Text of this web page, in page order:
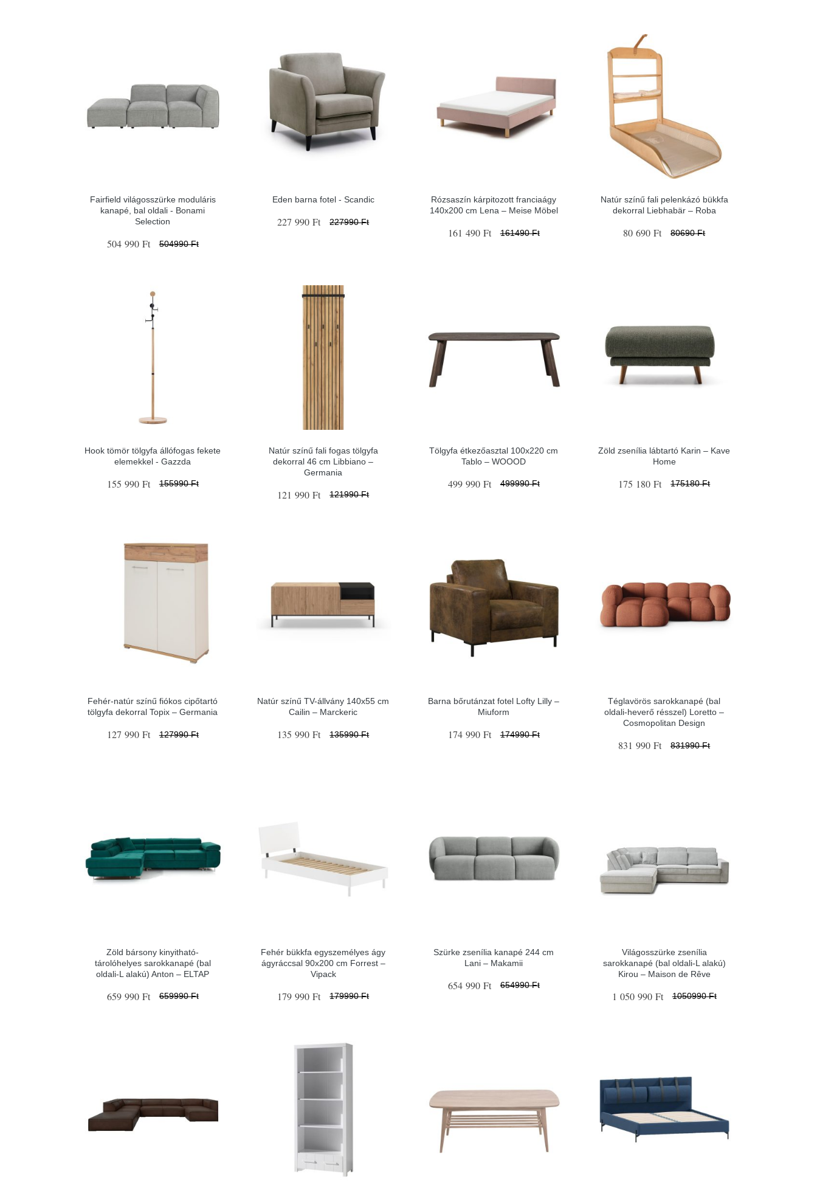
Fairfield világosszürke moduláris
kanapé, bal oldali - Bonami
Selection
504 990 Ft 504990 Ft
Eden barna fotel - Scandic
227 990 Ft 227990 Ft
Rózsaszín kárpitozott franciaágy
140x200 cm Lena – Meise Möbel
161 490 Ft 161490 Ft
Natúr színű fali pelenkázó bükkfa
dekorral Liebhabär – Roba
80 690 Ft 80690 Ft
Hook tömör tölgyfa állófogas fekete
elemekkel - Gazzda
155 990 Ft 155990 Ft
Natúr színű fali fogas tölgyfa
dekorral 46 cm Libbiano –
Germania
121 990 Ft 121990 Ft
Tölgyfa étkezőasztal 100x220 cm
Tablo – WOOOD
499 990 Ft 499990 Ft
Zöld zsenília lábtartó Karin – Kave
Home
175 180 Ft 175180 Ft
Fehér-natúr színű fiókos cipőtartó
tölgyfa dekorral Topix – Germania
127 990 Ft 127990 Ft
Natúr színű TV-állvány 140x55 cm
Cailin – Marckeric
135 990 Ft 135990 Ft
Barna bőrutánzat fotel Lofty Lilly –
Miuform
174 990 Ft 174990 Ft
Téglavörös sarokkanapé (bal
oldali-heverő résszel) Loretto –
Cosmopolitan Design
831 990 Ft 831990 Ft
Zöld bársony kinyitható-
tárolóhelyes sarokkanapé (bal
oldali-L alakú) Anton – ELTAP
659 990 Ft 659990 Ft
Fehér bükkfa egyszemélyes ágy
ágyráccsal 90x200 cm Forrest –
Vipack
179 990 Ft 179990 Ft
Szürke zsenília kanapé 244 cm
Lani – Makamii
654 990 Ft 654990 Ft
Világosszürke zsenília
sarokkanapé (bal oldali-L alakú)
Kirou – Maison de Rêve
1 050 990 Ft 1050990 Ft